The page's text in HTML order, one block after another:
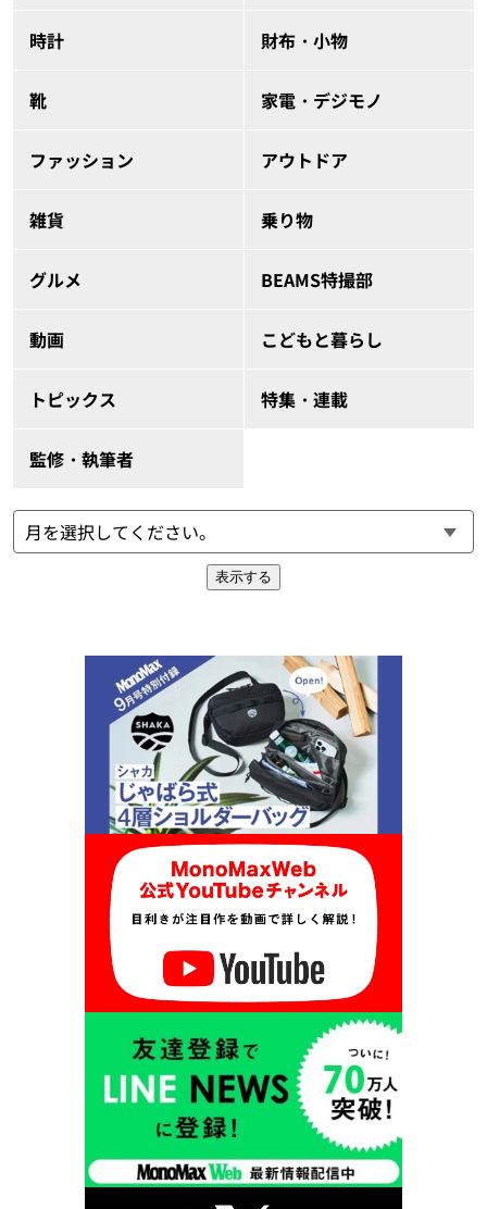
時計 財布・小物
靴 家電・デジモノ
ファッション アウトドア
雑貨 乗り物
グルメ BEAMS特撮部
動画 こどもと暮らし
トピックス 特集・連載
監修・執筆者
表示する